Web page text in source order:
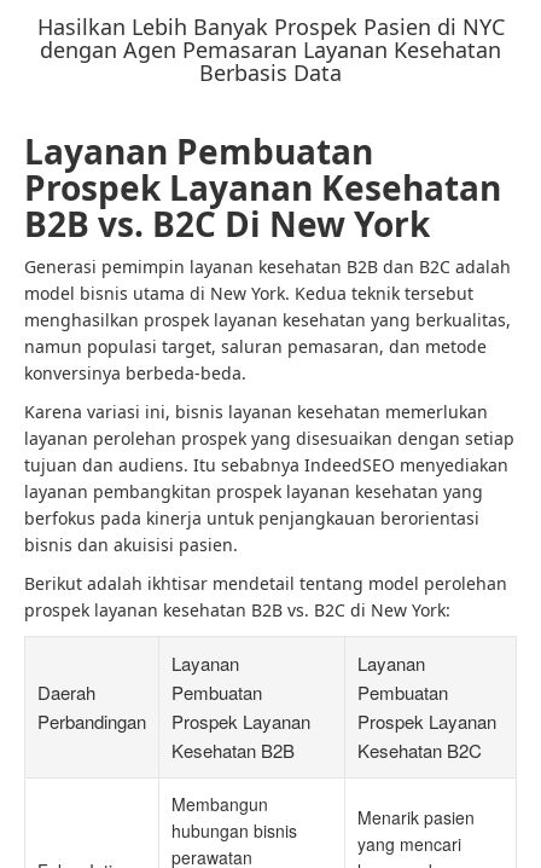
Hasilkan Lebih Banyak Prospek Pasien di NYC
dengan Agen Pemasaran Layanan Kesehatan
Berbasis Data
Layanan Pembuatan
Prospek Layanan Kesehatan
B2B vs. B2C Di New York
Generasi pemimpin layanan kesehatan B2B dan B2C adalah
model bisnis utama di New York. Kedua teknik tersebut
menghasilkan prospek layanan kesehatan yang berkualitas,
namun populasi target, saluran pemasaran, dan metode
konversinya berbeda-beda.
Karena variasi ini, bisnis layanan kesehatan memerlukan
layanan perolehan prospek yang disesuaikan dengan setiap
tujuan dan audiens. Itu sebabnya IndeedSEO menyediakan
layanan pembangkitan prospek layanan kesehatan yang
berfokus pada kinerja untuk penjangkauan berorientasi
bisnis dan akuisisi pasien.
Berikut adalah ikhtisar mendetail tentang model perolehan
prospek layanan kesehatan B2B vs. B2C di New York:
Daerah
Perbandingan
Layanan
Pembuatan
Prospek Layanan
Kesehatan B2B
Layanan
Pembuatan
Prospek Layanan
Kesehatan B2C
Membangun
hubungan bisnis
perawatan
Menarik pasien
yang mencari